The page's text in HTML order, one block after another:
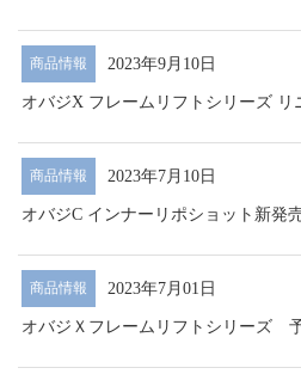
2023年9月10日
商品情報
オバジX フレームリフトシリーズ リ
2023年7月10日
商品情報
オバジC インナーリポショット新発
2023年7月01日
商品情報
オバジＸフレームリフトシリーズ